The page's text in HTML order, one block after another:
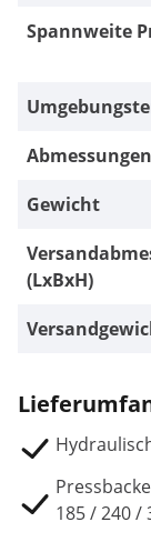
Spannweite
Gewicht
(LxBxH)
185 / 240 /